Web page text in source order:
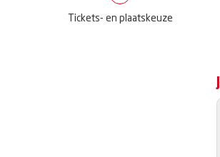
Tickets- en plaatskeuze